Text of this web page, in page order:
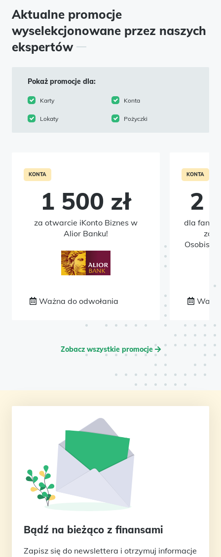
Aktualne promocje
wyselekcjonowane przez naszych
ekspertów
Pokaż promocje dla:
Karty Konta
Lokaty Pożyczki
KONTA
1 500 zł
za otwarcie iKonto Biznes w
Alior Banku!
Ważna do odwołania
KONTA
2
dla
Zobacz wszystkie promocje
Bądź na bieżąco z finansami
Zapisz się do newslettera i otrzymuj informacje